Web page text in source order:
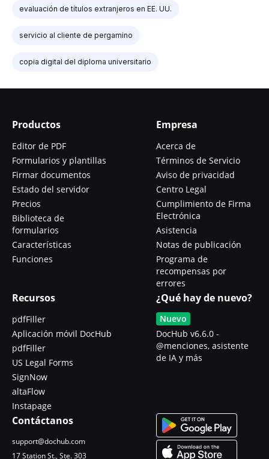
evaluación de títulos extranjeros en EE. UU.
servicio al cliente de pergamino
copia digital del diploma universitario
Productos
Editor de PDF
Formularios y plantillas
Firmar documentos
Estado del servidor
Precios
Biblioteca de
formularios
Características
Funciones
Empresa
Acerca de
Términos de Servicio
Aviso de privacidad
Centro Legal
Cumplimiento de Firma
Electrónica
Asistencia
Notas de publicación
Programa de
recompensas por
errores
Recursos
pdfFiller
Aplicación móvil DocHub
pdfFiller
US Legal Forms
SignNow
altaFlow
Instapage
¿Qué hay de nuevo?
Nuevo
DocHub v6.6.0 -
@menciones, asistente
de IA y más
Contáctanos
support@dochub.com
17 Station St., Ste. 303